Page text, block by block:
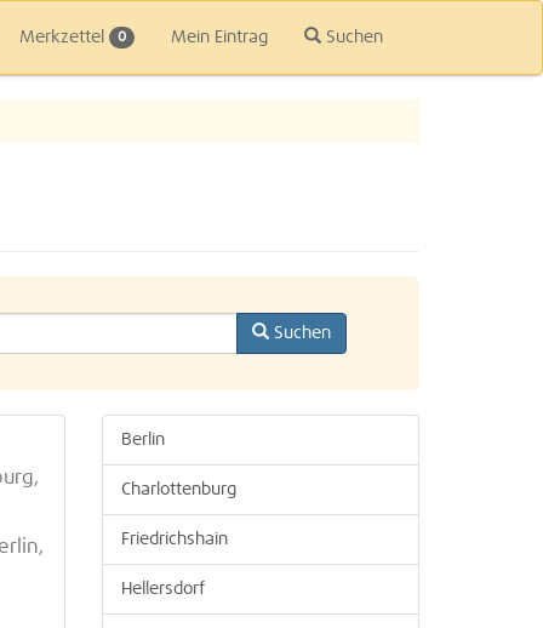
Merkzettel 0 Mein Eintrag Suchen
Suchen
Berlin
Charlottenburg
Friedrichshain
Hellersdorf